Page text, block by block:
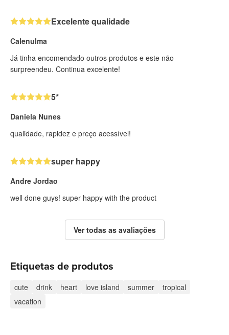
Excelente qualidade
Calenulma
Já tinha encomendado outros produtos e este não
surpreendeu. Continua excelente!
5*
Daniela Nunes
qualidade, rapidez e preço acessível!
super happy
Andre Jordao
well done guys! super happy with the product
Ver todas as avaliações
Etiquetas de produtos
cute drink heart love island summer
tropical
vacation